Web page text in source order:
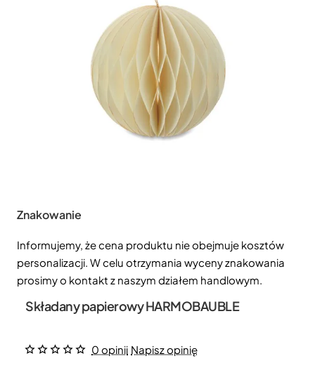
Znakowanie
Informujemy, że cena produktu nie obejmuje kosztów
personalizacji. W celu otrzymania wyceny znakowania
prosimy o kontakt z naszym działem handlowym.
Składany papierowy HARMOBAUBLE
0 opinii Napisz opinię